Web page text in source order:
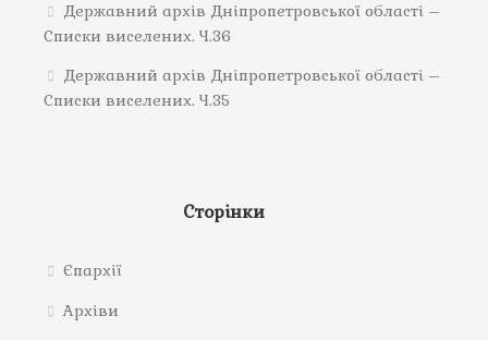
Державний архів Дніпропетровської області –
Списки виселених. Ч.36
Державний архів Дніпропетровської області –
Списки виселених. Ч.35
Сторінки
Єпархії
Архіви